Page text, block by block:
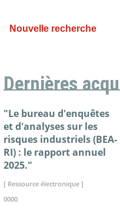
Nouvelle recherche
Dernières
"Le bureau d'enquêtes
et d'analyses sur les
risques industriels (BEA-
RI) : le rapport annuel
2025."
[ Ressource électronique ]
0000